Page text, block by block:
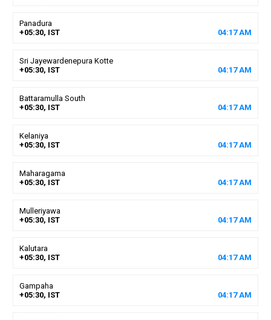
Panadura
+05:30, IST
04:17AM
Sri Jayewardenepura Kotte
+05:30, IST
04:17AM
Battaramulla South
+05:30, IST
04:17AM
Kelaniya
+05:30, IST
04:17AM
Maharagama
+05:30, IST
04:17AM
Mulleriyawa
+05:30, IST
04:17AM
Kalutara
+05:30, IST
04:17AM
Gampaha
+05:30, IST
04:17AM